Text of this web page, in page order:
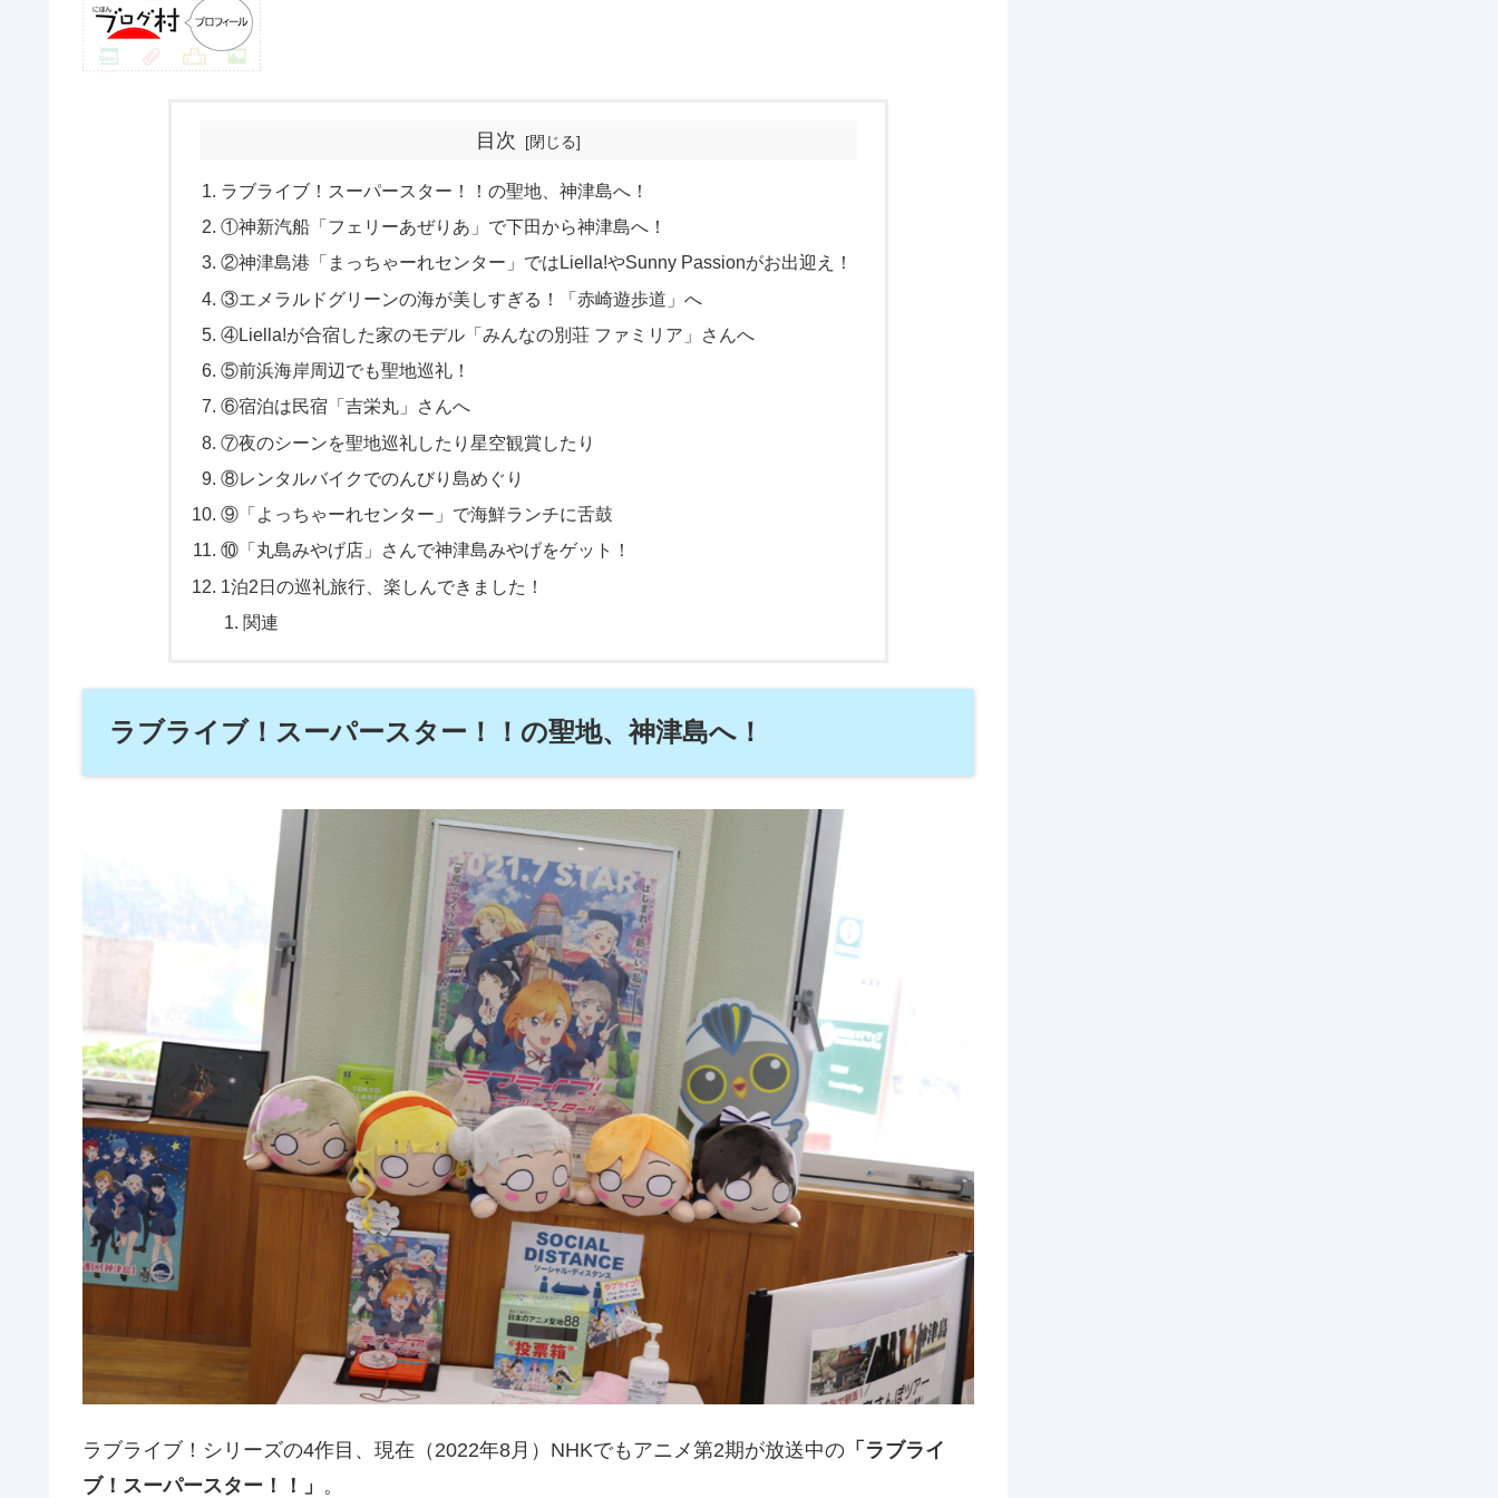
目次
ラブライブ！スーパースター！！の聖地、神津島へ！
①神新汽船「フェリーあぜりあ」で下田から神津島へ！
②神津島港「まっちゃーれセンター」ではLiella!やSunny Passionがお出迎え！
③エメラルドグリーンの海が美しすぎる！「赤崎遊歩道」へ
④Liella!が合宿した家のモデル「みんなの別荘 ファミリア」さんへ
⑤前浜海岸周辺でも聖地巡礼！
⑥宿泊は民宿「吉栄丸」さんへ
⑦夜のシーンを聖地巡礼したり星空観賞したり
⑧レンタルバイクでのんびり島めぐり
⑨「よっちゃーれセンター」で海鮮ランチに舌鼓
⑩「丸島みやげ店」さんで神津島みやげをゲット！
1泊2日の巡礼旅行、楽しんできました！
関連
ラブライブ！スーパースター！！の聖地、神津島へ！
ラブライブ！シリーズの4作目、現在（2022年8月）NHKでもアニメ第2期が放送中の 「ラブライ
ブ！スーパースター！！」 。